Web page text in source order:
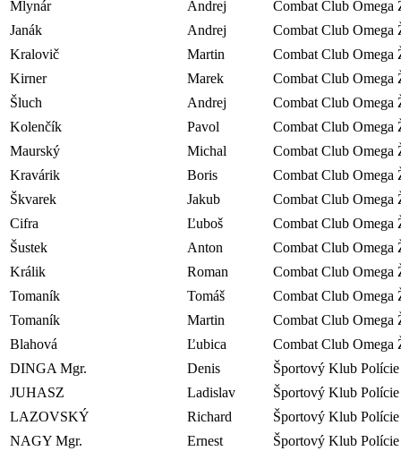
Mlynár
Andrej
Combat Club Omega
Janák
Andrej
Combat Club Omega
Kralovič
Martin
Combat Club Omega
Kirner
Marek
Combat Club Omega
Šluch
Andrej
Combat Club Omega
Kolenčík
Pavol
Combat Club Omega
Maurský
Michal
Combat Club Omega
Kravárik
Boris
Combat Club Omega
Škvarek
Jakub
Combat Club Omega
Cifra
Ľuboš
Combat Club Omega
Šustek
Anton
Combat Club Omega
Králik
Roman
Combat Club Omega
Tomaník
Tomáš
Combat Club Omega
Tomaník
Martin
Combat Club Omega
Blahová
Ľubica
Combat Club Omega
DINGA Mgr.
Denis
Športový Klub
JUHASZ
Ladislav
Športový Klub
LAZOVSKÝ
Richard
Športový Klub
NAGY Mgr.
Ernest
Športový Klub